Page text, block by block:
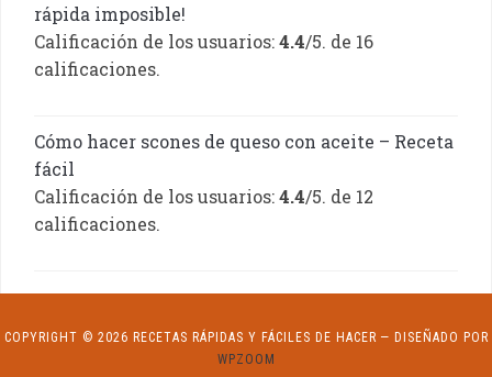
rápida imposible!
Calificación de los usuarios:4.4/5. de 16
calificaciones.
Cómo hacer scones de queso con aceite – Receta
fácil
Calificación de los usuarios:4.4/5. de 12
calificaciones.
COPYRIGHT © 2026 RECETAS RÁPIDAS Y FÁCILES DE HACER — DISEÑADO POR
WPZOOM